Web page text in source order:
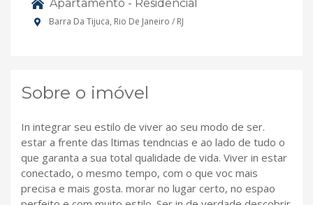
Apartamento - Residencial
Barra Da Tijuca, Rio De Janeiro / RJ
Sobre o imóvel
In integrar seu estilo de viver ao seu modo de ser.
estar a frente das ltimas tendncias e ao lado de tudo o
que garanta a sua total qualidade de vida. Viver in estar
conectado, o mesmo tempo, com o que voc mais
precisa e mais gosta. morar no lugar certo, no espao